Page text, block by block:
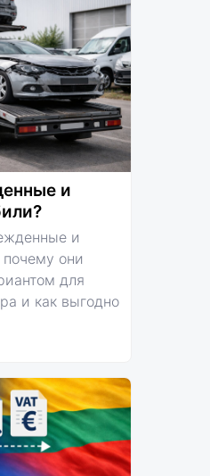
и
и
они
для
и как выгодно